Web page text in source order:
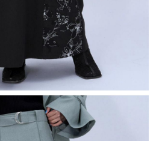
瀏覽以下網址：https://aftee.tw/terms/#terms3
法定代理人或監護人之同意方可使用
意申辦者引起之損失，本公司不負相關責
，將依據個別帳號之用戶狀況，依本公司即
仍有額度不足之情形，本公司將視審查結果
用他人資訊註冊。若發現惡意使用之情形，
止該用戶之使用額度並採取法律行動。